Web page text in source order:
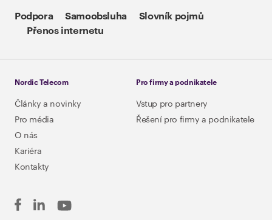
Podpora Samoobsluha
Slovník pojmů
Přenos internetu
Nordic Telecom
Články a novinky
Pro média
O nás
Kariéra
Kontakty
Pro firmy a podnikatele
Vstup pro partnery
Řešení pro firmy a podnikatele